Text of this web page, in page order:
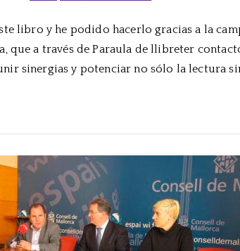
sola,
de
Samuel
libro y he podido hacerlo gracias a la
que a través de Paraula de llibreter
sinergias y potenciar no sólo la lectura